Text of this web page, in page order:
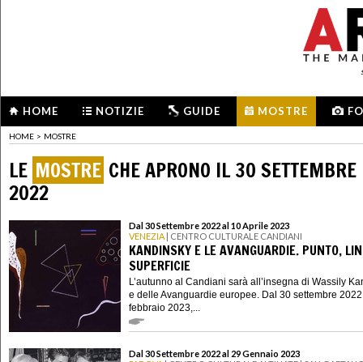
HOME NOTIZIE GUIDE MOSTRE
HOME > MOSTRE
LE MOSTRE CHE APRONO IL 30 SETTEMBRE
2022
Dal 30 Settembre 2022 al 10 Aprile 2023
VENEZIA | CENTRO CULTURALE CANDIANI
KANDINSKY E LE AVANGUARDIE. PUNTO,
SUPERFICIE
L’autunno al Candiani sarà all’insegna di Wassily
e delle Avanguardie europee. Dal 30 settembre
febbraio 2023,...
Dal 30 Settembre 2022 al 29 Gennaio 2023